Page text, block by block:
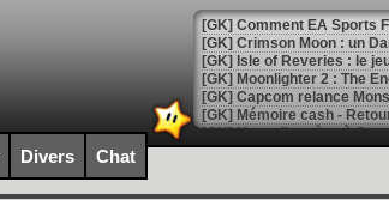
[GK] Crimson Moon : un
[GK] Isle of Reveries : le
[GK] Moonlighter 2 : The
[GK] Capcom relance
[Mo5] Deux inédits du
[GK] Le beat'em up The
Divers Chat